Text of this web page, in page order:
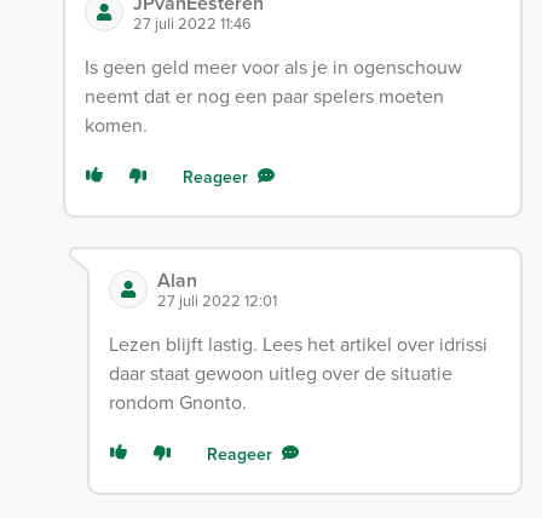
27 juli 2022 11:46
Is geen geld meer voor als je in ogenschouw
neemt dat er nog een paar spelers moeten
komen.
Reageer
Alan
27 juli 2022 12:01
Lezen blijft lastig. Lees het artikel over idrissi
daar staat gewoon uitleg over de situatie
rondom Gnonto.
Reageer